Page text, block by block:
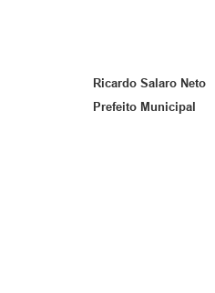
Ricardo Salaro Neto
Prefeito Municipal